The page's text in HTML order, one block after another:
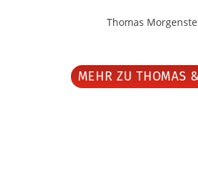
Thomas
MEHR ZU THOMAS